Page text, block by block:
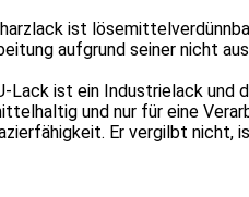
ist
aufgrund seiner nicht
Lack ist ein Industrielack und
und nur für eine
Er vergilbt nicht,